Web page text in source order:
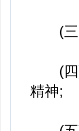
(三)
(四)
精神;